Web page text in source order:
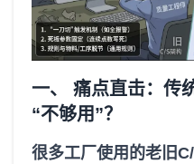
一、 痛点直击：传
“不够用”？
很多工厂使用的老旧